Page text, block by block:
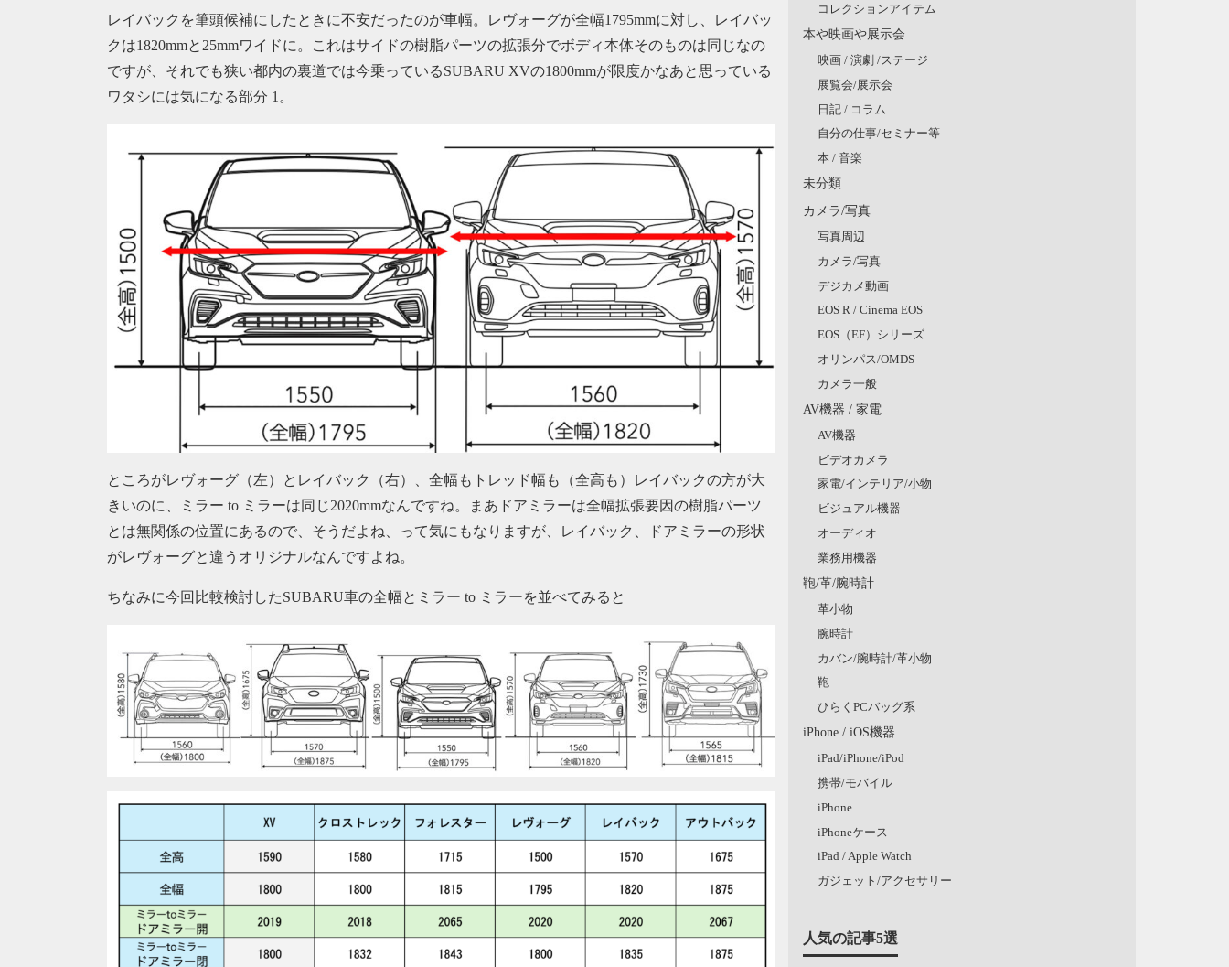
レイバックを筆頭候補にしたときに不安だったのが車幅。レヴォーグが全幅1795mmに対し、レイバッ
クは1820mmと25mmワイドに。これはサイドの樹脂パーツの拡張分でボディ本体そのものは同じなの
ですが、それでも狭い都内の裏道では今乗っているSUBARU XVの1800mmが限度かなあと思っている
ワタシには気になる部分 1。
ところがレヴォーグ（左）とレイバック（右）、全幅もトレッド幅も（全高も）レイバックの方が大
きいのに、ミラー to ミラーは同じ2020mmなんですね。まあドアミラーは全幅拡張要因の樹脂パーツ
とは無関係の位置にあるので、そうだよね、って気にもなりますが、レイバック、ドアミラーの形状
がレヴォーグと違うオリジナルなんですよね。
ちなみに今回比較検討したSUBARU車の全幅とミラー to ミラーを並べてみると
コレクションアイテム
本や映画や展示会
映画 / 演劇 /ステージ
展覧会/展示会
日記 / コラム
自分の仕事/セミナー等
本 / 音楽
未分類
カメラ/写真
写真周辺
カメラ/写真
デジカメ動画
EOS R / Cinema EOS
EOS（EF）シリーズ
オリンパス/OMDS
カメラ一般
AV機器 / 家電
AV機器
ビデオカメラ
家電/インテリア/小物
ビジュアル機器
オーディオ
業務用機器
鞄/革/腕時計
革小物
腕時計
カバン/腕時計/革小物
鞄
ひらくPCバッグ系
iPhone / iOS機器
iPad/iPhone/iPod
携帯/モバイル
iPhone
iPhoneケース
iPad / Apple Watch
ガジェット/アクセサリー
人気の記事5選